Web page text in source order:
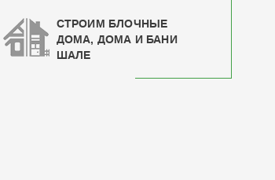
СТРОИМ БЛОЧНЫЕ
ДОМА, ДОМА И БАНИ
ШАЛЕ